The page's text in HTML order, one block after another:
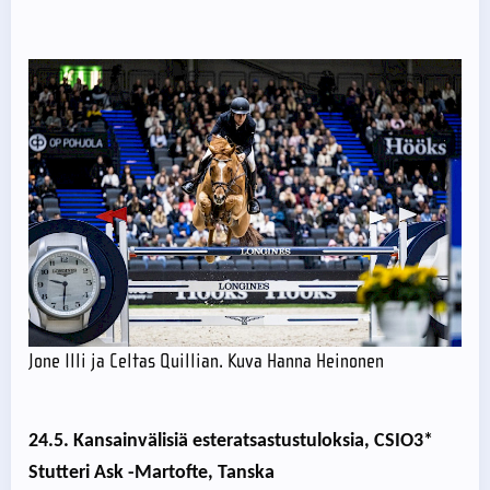
Jone Illi ja Celtas Quillian. Kuva Hanna Heinonen
24.5. Kansainvälisiä esteratsastustuloksia, CSIO3*
Stutteri Ask -Martofte, Tanska